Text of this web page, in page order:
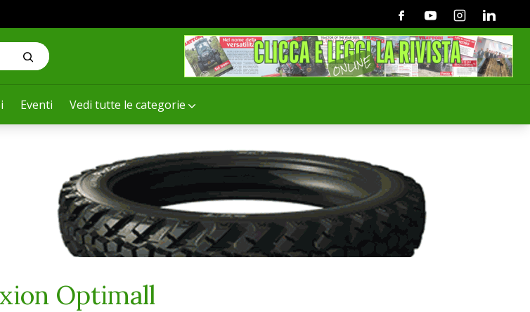
Eventi Vedi tutte le categorie
FacebookYoutubeInstagramLinkedin
Optimall